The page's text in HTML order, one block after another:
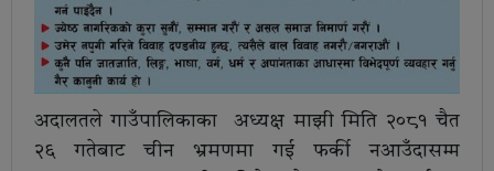
अदालतले गाउँपालिकाका अध्यक्ष माझी मिति २०८१ चैत
२६ गतेबाट चीन भ्रमणमा गई फर्की नआउँदासम्म